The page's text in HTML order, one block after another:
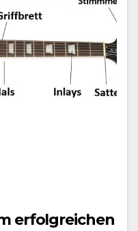
erfolgreichen